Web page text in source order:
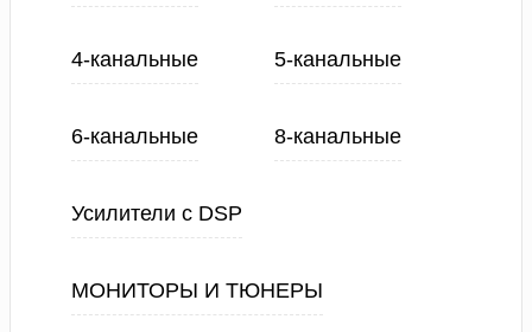
4-канальные 5-канальные
6-канальные 8-канальные
Усилители с DSP
МОНИТОРЫ И ТЮНЕРЫ